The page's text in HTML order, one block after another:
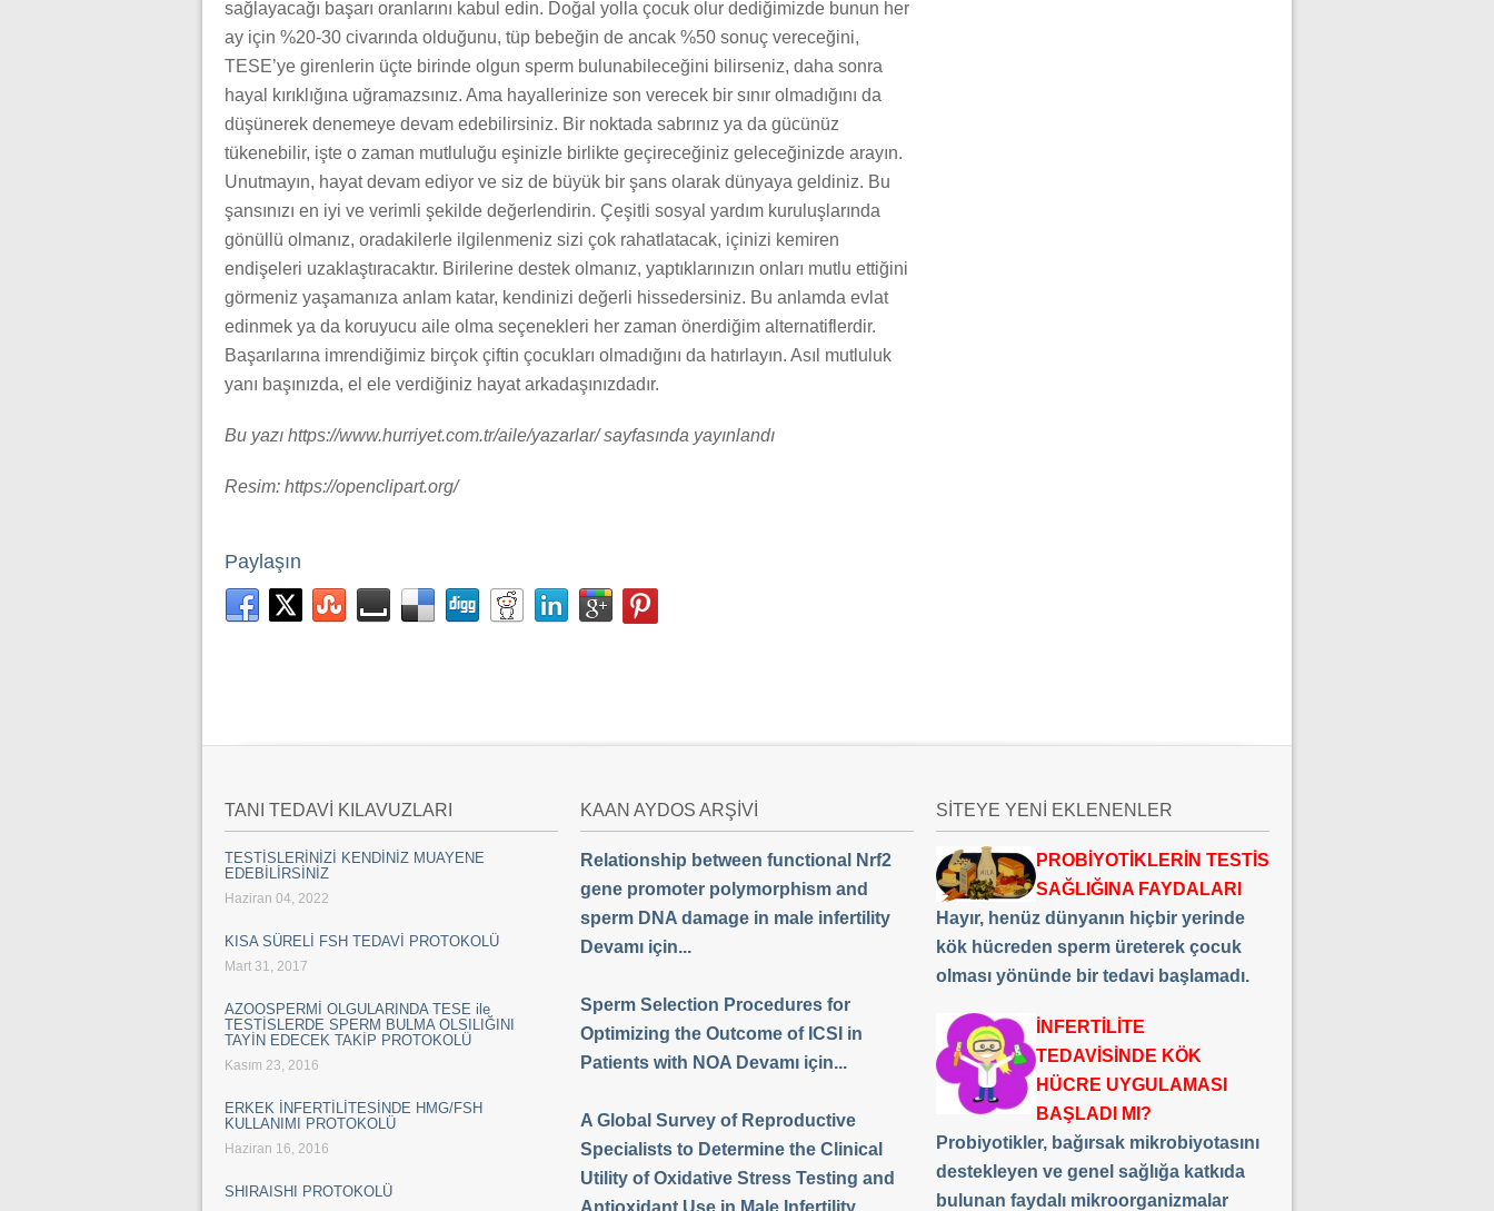
sağlayacağı başarı oranlarını kabul edin. Doğal yolla çocuk olur dediğimizde bunun her
ay için %20-30 civarında olduğunu, tüp bebeğin de ancak %50 sonuç vereceğini,
TESE’ye girenlerin üçte birinde olgun sperm bulunabileceğini bilirseniz, daha sonra
hayal kırıklığına uğramazsınız. Ama hayallerinize son verecek bir sınır olmadığını da
düşünerek denemeye devam edebilirsiniz. Bir noktada sabrınız ya da gücünüz
tükenebilir, işte o zaman mutluluğu eşinizle birlikte geçireceğiniz geleceğinizde arayın.
Unutmayın, hayat devam ediyor ve siz de büyük bir şans olarak dünyaya geldiniz. Bu
şansınızı en iyi ve verimli şekilde değerlendirin. Çeşitli sosyal yardım kuruluşlarında
gönüllü olmanız, oradakilerle ilgilenmeniz sizi çok rahatlatacak, içinizi kemiren
endişeleri uzaklaştıracaktır. Birilerine destek olmanız, yaptıklarınızın onları mutlu ettiğini
görmeniz yaşamanıza anlam katar, kendinizi değerli hissedersiniz. Bu anlamda evlat
edinmek ya da koruyucu aile olma seçenekleri her zaman önerdiğim alternatiflerdir.
Başarılarına imrendiğimiz birçok çiftin çocukları olmadığını da hatırlayın. Asıl mutluluk
yanı başınızda, el ele verdiğiniz hayat arkadaşınızdadır.
Bu yazı https://www.hurriyet.com.tr/aile/yazarlar/ sayfasında yayınlandı
Resim: https://openclipart.org/
Paylaşın
TANI TEDAVİ KILAVUZLARI
TESTİSLERİNİZİ KENDİNİZ MUAYENE
EDEBİLİRSİNİZ
Haziran 04, 2022
KISA SÜRELİ FSH TEDAVİ PROTOKOLÜ
Mart 31, 2017
AZOOSPERMİ OLGULARINDA TESE ile
TESTİSLERDE SPERM BULMA OLSILIĞINI
TAYİN EDECEK TAKİP PROTOKOLÜ
Kasım 23, 2016
ERKEK İNFERTİLİTESİNDE HMG/FSH
KULLANIMI PROTOKOLÜ
Haziran 16, 2016
SHIRAISHI PROTOKOLÜ
KAAN AYDOS ARŞİVİ
Relationship between functional Nrf2
gene promoter polymorphism and
sperm DNA damage in male infertility
Devamı için...
Sperm Selection Procedures for
Optimizing the Outcome of ICSI in
Patients with NOA Devamı için...
A Global Survey of Reproductive
Specialists to Determine the Clinical
Utility of Oxidative Stress Testing and
Antioxidant Use in Male Infertility
SİTEYE YENİ EKLENENLER
PROBİYOTİKLERİN TESTİS
SAĞLIĞINA FAYDALARI
Hayır, henüz dünyanın hiçbir yerinde
kök hücreden sperm üreterek çocuk
olması yönünde bir tedavi başlamadı.
İNFERTİLİTE
TEDAVİSİNDE KÖK
HÜCRE UYGULAMASI
BAŞLADI MI?
Probiyotikler, bağırsak mikrobiyotasını
destekleyen ve genel sağlığa katkıda
bulunan faydalı mikroorganizmalar